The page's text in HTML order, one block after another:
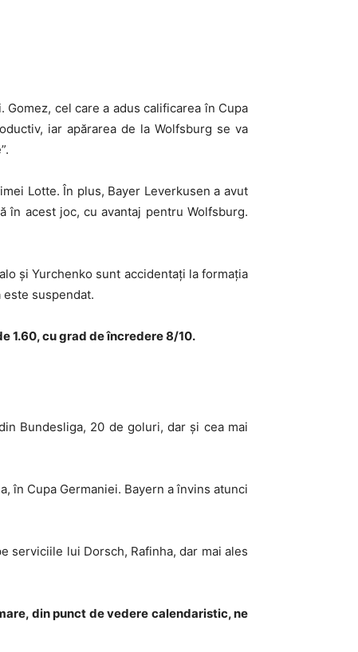
cel care a adus calificarea în Cupa
iar apărarea de la Wolfsburg se va
Lotte. În plus, Bayer Leverkusen a avut
în acest joc, cu avantaj pentru Wolfsburg.
și Yurchenko sunt accidentați la formația
suspendat.
1.60, cu grad de încredere 8/10.
Bundesliga, 20 de goluri, dar și cea mai
în Cupa Germaniei. Bayern a învins atunci
serviciile lui Dorsch, Rafinha, dar mai ales
din punct de vedere calendaristic, ne